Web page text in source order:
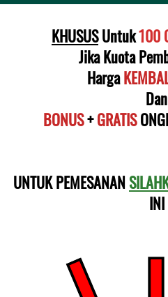
KHUSUS Untuk 100
Jika Kuota
Harga
Dan
BONUS + GRATIS
UNTUK PEMESANAN
INI